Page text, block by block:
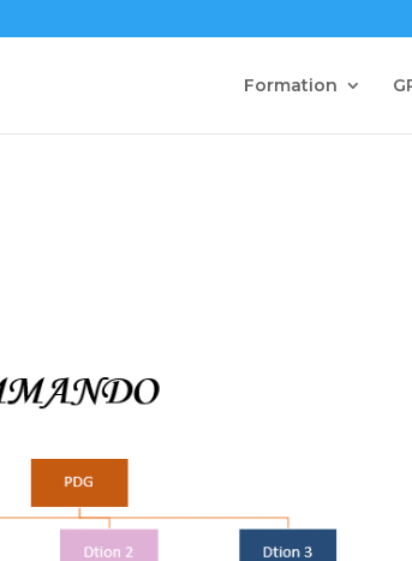
Formation